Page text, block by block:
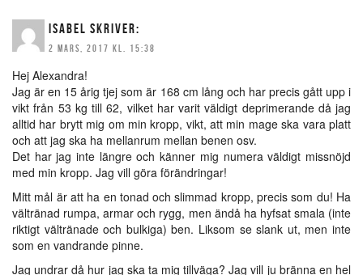
ISABEL SKRIVER:
2 MARS, 2017 KL. 15:38
Hej Alexandra!
Jag är en 15 årig tjej som är 168 cm lång och har precis gått upp i
vikt från 53 kg till 62, vilket har varit väldigt deprimerande då jag
alltid har brytt mig om min kropp, vikt, att min mage ska vara platt
och att jag ska ha mellanrum mellan benen osv.
Det har jag inte längre och känner mig numera väldigt missnöjd
med min kropp. Jag vill göra förändringar!
Mitt mål är att ha en tonad och slimmad kropp, precis som du! Ha
vältränad rumpa, armar och rygg, men ändå ha hyfsat smala (inte
riktigt vältränade och bulkiga) ben. Liksom se slank ut, men inte
som en vandrande pinne.
Jag undrar då hur jag ska ta mig tillväga? Jag vill ju bränna en hel